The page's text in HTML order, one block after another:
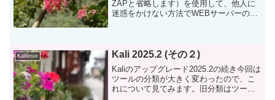
ZAPと省略します）を使用して、他人に
迷惑をかけない方法でWEBサーバーの監
Kalilinux Kali 2025.2 (その２)
Kaliのアップグレード2025.2の続き今回は
ツールの分類が大きく変わったので、こ
れについて見てみます。旧分類はツール